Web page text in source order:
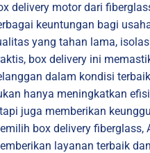
delivery motor dari
keuntungan bagi
yang tahan lama,
box delivery ini
dalam kondisi
hanya meningkatkan
juga memberikan
box delivery
layanan terbaik